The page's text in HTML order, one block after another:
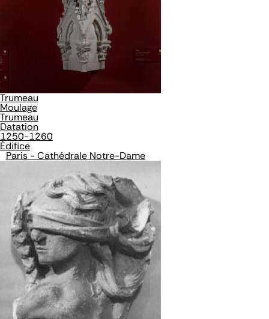
Trumeau
Moulage
Trumeau
Datation
1250-1260
Édifice
Paris - Cathédrale Notre-Dame